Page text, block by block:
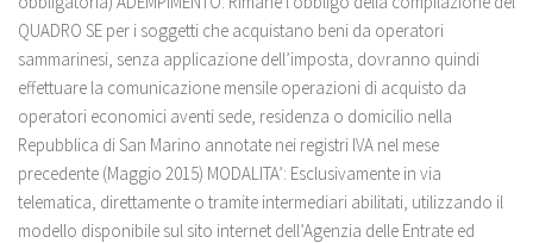
QUADRO SE per i soggetti che acquistano beni da operatori
sammarinesi, senza applicazione dell’imposta, dovranno quindi
effettuare la comunicazione mensile operazioni di acquisto da
operatori economici aventi sede, residenza o domicilio nella
Repubblica di San Marino annotate nei registri IVA nel mese
precedente (Maggio 2015) MODALITA’: Esclusivamente in via
telematica, direttamente o tramite intermediari abilitati, utilizzando il
modello disponibile sul sito internet dell’Agenzia delle Entrate ed